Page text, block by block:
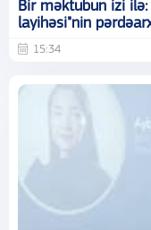
Bir məktubun izi
layihəsi"nin
15:34